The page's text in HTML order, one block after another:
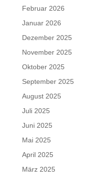
Februar 2026
Januar 2026
Dezember 2025
November 2025
Oktober 2025
September 2025
August 2025
Juli 2025
Juni 2025
Mai 2025
April 2025
März 2025